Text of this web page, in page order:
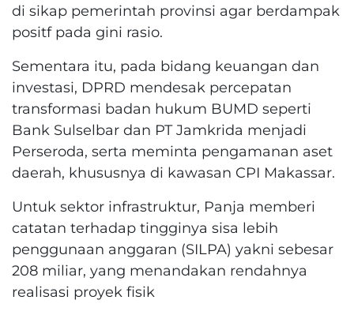
di sikap pemerintah provinsi agar berdampak
positf pada gini rasio.
Sementara itu, pada bidang keuangan dan
investasi, DPRD mendesak percepatan
transformasi badan hukum BUMD seperti
Bank Sulselbar dan PT Jamkrida menjadi
Perseroda, serta meminta pengamanan aset
daerah, khususnya di kawasan CPI Makassar.
Untuk sektor infrastruktur, Panja memberi
catatan terhadap tingginya sisa lebih
penggunaan anggaran (SILPA) yakni sebesar
208 miliar, yang menandakan rendahnya
realisasi proyek fisik